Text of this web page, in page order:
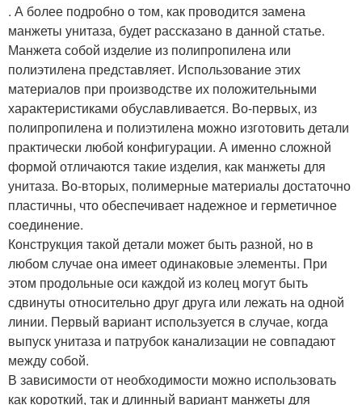
. А более подробно о том, как проводится замена
манжеты унитаза, будет рассказано в данной статье.
Манжета собой изделие из полипропилена или
полиэтилена представляет. Использование этих
материалов при производстве их положительными
характеристиками обуславливается. Во-первых, из
полипропилена и полиэтилена можно изготовить детали
практически любой конфигурации. А именно сложной
формой отличаются такие изделия, как манжеты для
унитаза. Во-вторых, полимерные материалы достаточно
пластичны, что обеспечивает надежное и герметичное
соединение.
Конструкция такой детали может быть разной, но в
любом случае она имеет одинаковые элементы. При
этом продольные оси каждой из колец могут быть
сдвинуты относительно друг друга или лежать на одной
линии. Первый вариант используется в случае, когда
выпуск унитаза и патрубок канализации не совпадают
между собой.
В зависимости от необходимости можно использовать
как короткий, так и длинный вариант манжеты для